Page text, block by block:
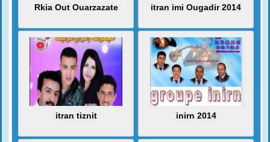
Rkia Out Ouarzazate itran imi Ougadir 2014
itran tiznit inirn 2014